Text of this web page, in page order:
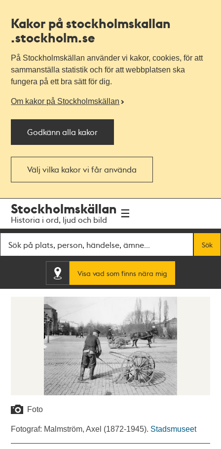
Kakor på stockholmskallan
.stockholm.se
På Stockholmskällan använder vi kakor, cookies, för att
sammanställa statistik och för att webbplatsen ska
fungera på ett bra sätt för dig.
Om kakor på Stockholmskällan
Godkänn alla kakor
Välj vilka kakor vi får använda
navigationen
huvudinnehållet
Stockholmskällan
Historia i ord, ljud och bild
Sök
Visa vad som finns nära mig
Foto
Fotograf: Malmström, Axel (1872-1945). Stadsmuseet